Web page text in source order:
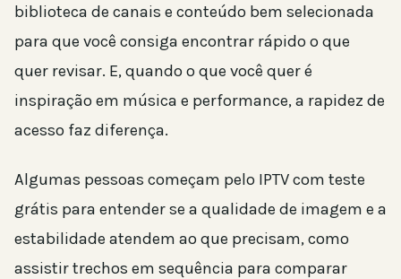
biblioteca de canais e conteúdo bem selecionada
para que você consiga encontrar rápido o que
quer revisar. E, quando o que você quer é
inspiração em música e performance, a rapidez de
acesso faz diferença.
Algumas pessoas começam pelo IPTV com teste
grátis para entender se a qualidade de imagem e a
estabilidade atendem ao que precisam, como
assistir trechos em sequência para comparar